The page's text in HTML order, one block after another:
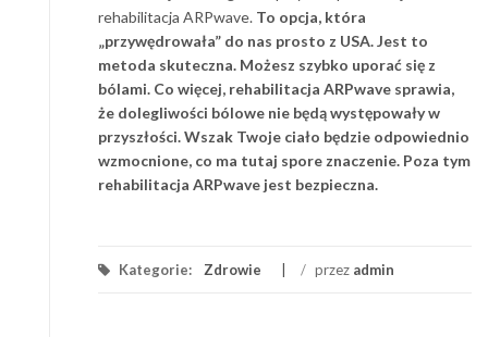
rehabilitacja ARPwave. To opcja, która
„przywędrowała” do nas prosto z USA. Jest to
metoda skuteczna. Możesz szybko uporać się z
bólami. Co więcej, rehabilitacja ARPwave sprawia,
że dolegliwości bólowe nie będą występowały w
przyszłości. Wszak Twoje ciało będzie odpowiednio
wzmocnione, co ma tutaj spore znaczenie. Poza tym
rehabilitacja ARPwave jest bezpieczna.
Kategorie: Zdrowie / przez admin